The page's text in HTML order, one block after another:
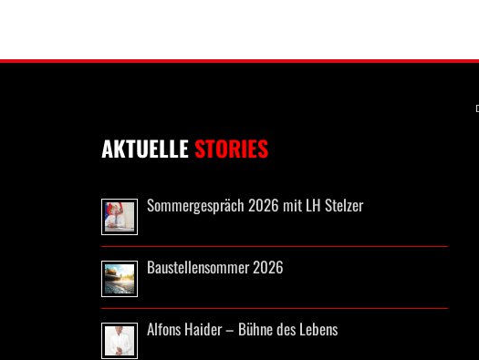
AKTUELLESTORIES
Sommergespräch 2026 mit LH Stelzer
Baustellensommer 2026
Alfons Haider – Bühne des Lebens